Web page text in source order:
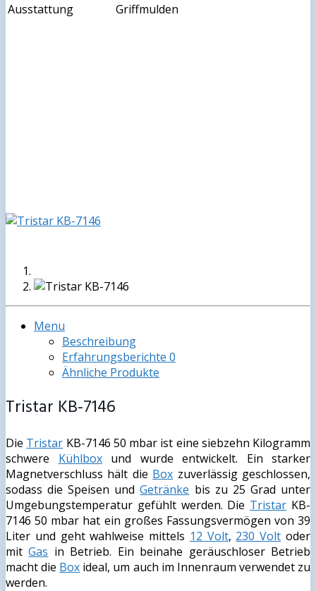
Ausstattung
Griffmulden
Menu
Beschreibung
Erfahrungsberichte 0
Ähnliche Produkte
Tristar KB-7146
Die Tristar KB-7146 50 mbar ist eine siebzehn Kilogramm
schwere Kühlboxund wurde entwickelt. Ein starker
Magnetverschluss hält die Box zuverlässig geschlossen,
sodass die Speisen undGetränke bis zu 25 Grad unter
Umgebungstemperatur gefühlt werden. Die Tristar KB-
7146 50 mbar hat ein großes Fassungsvermögen von 39
Liter und geht wahlweise mittels 12 Volt, 230 Volt oder
mitGas in Betrieb. Ein beinahe geräuschloser Betrieb
macht die Box ideal, um auch im Innenraum verwendet zu
werden.